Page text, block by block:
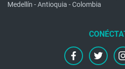
Medellín - Antioquia - Colombia